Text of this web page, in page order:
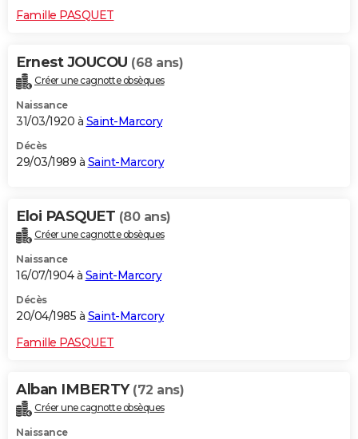
Famille PASQUET
Ernest JOUCOU (68 ans)
Créer une cagnotte obsèques
Naissance
31/03/1920 à Saint-Marcory
Décès
29/03/1989 à Saint-Marcory
Eloi PASQUET (80 ans)
Créer une cagnotte obsèques
Naissance
16/07/1904 à Saint-Marcory
Décès
20/04/1985 à Saint-Marcory
Famille PASQUET
Alban IMBERTY (72 ans)
Créer une cagnotte obsèques
Naissance